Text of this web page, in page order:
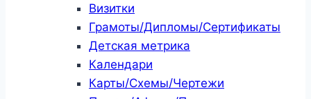
Визитки
Грамоты/Дипломы/Сертификаты
Детская метрика
Календари
Карты/Схемы/Чертежи